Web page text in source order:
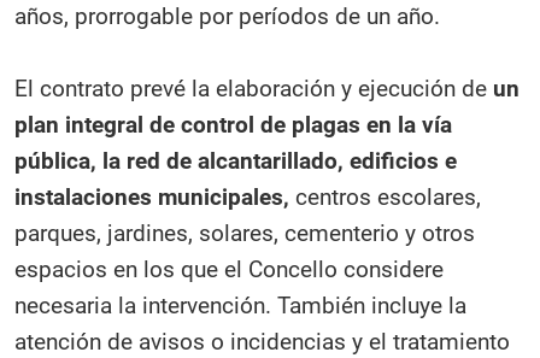
años, prorrogable por períodos de un año.
El contrato prevé la elaboración y ejecución de un
plan integral de control de plagas en la vía
pública, la red de alcantarillado, edificios e
instalaciones municipales, centros escolares,
parques, jardines, solares, cementerio y otros
espacios en los que el Concello considere
necesaria la intervención. También incluye la
atención de avisos o incidencias y el tratamiento